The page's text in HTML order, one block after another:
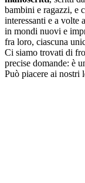
bambini e ragazzi, e
interessanti e a volte
in mondi nuovi e
fra loro, ciascuna
Ci siamo trovati di
precise domande: è
Può piacere ai nostri